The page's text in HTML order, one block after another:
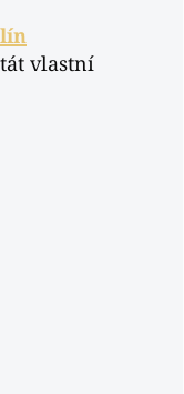
vlastní